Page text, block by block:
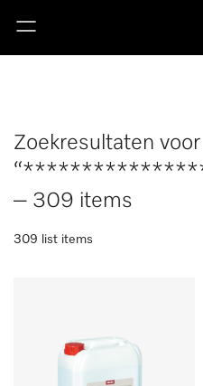
Zoekresultaten voor
– 309 items
309 list items